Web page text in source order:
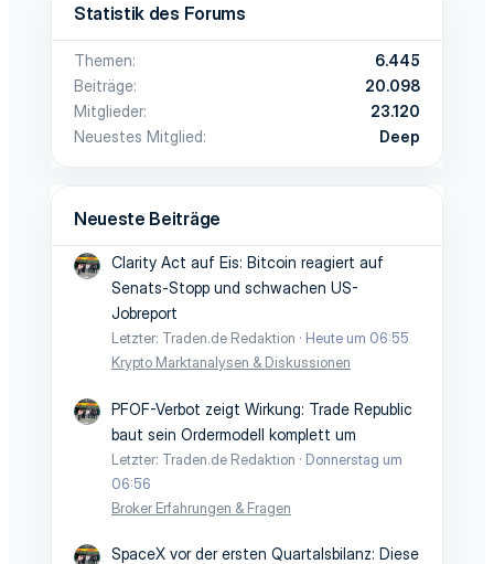
Statistik des Forums
Themen
6.445
Beiträge
20.098
Mitglieder
23.120
Neuestes Mitglied
Deep
Neueste Beiträge
Clarity Act auf Eis: Bitcoin reagiert auf
Senats-Stopp und schwachen US-
Jobreport
Letzter: Traden.de Redaktion
Heute um 06:55
Krypto Marktanalysen & Diskussionen
PFOF-Verbot zeigt Wirkung: Trade Republic
baut sein Ordermodell komplett um
Letzter: Traden.de Redaktion
Donnerstag um
06:56
Broker Erfahrungen & Fragen
SpaceX vor der ersten Quartalsbilanz: Diese